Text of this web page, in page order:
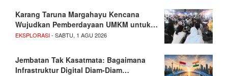
Karang Taruna Margahayu Kencana
Wujudkan Pemberdayaan UMKM untuk…
EKSPLORASI- SABTU, 1 AGU 2026
Jembatan Tak Kasatmata: Bagaimana
Infrastruktur Digital Diam-Diam…